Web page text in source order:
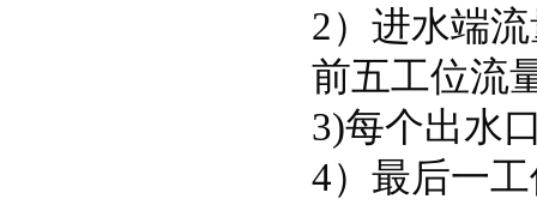
2）进水端
前五工位流
3)每个出水
4）最后一